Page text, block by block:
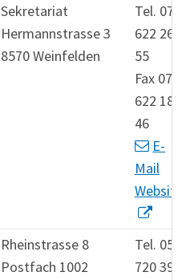
Sekretariat
Hermannstrasse 3
8570 Weinfelden
Tel. 071
622 26
55
Fax 071
622 18
46
E-
Mail
Website
Rheinstrasse 8
Postfach 1002
Tel. 052
720 39